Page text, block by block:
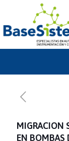
MIGRACION
EN BOMBAS